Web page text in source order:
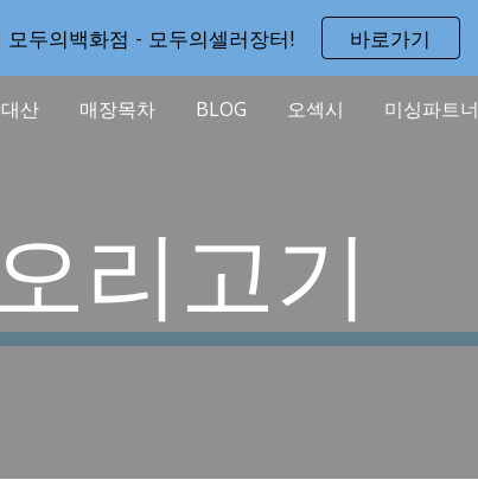
content Skip to navigation
모두의백화점 - 모두의셀러장터! 바로가기
산 매장목차 BLOG 오섹시 미싱파트너
리고기